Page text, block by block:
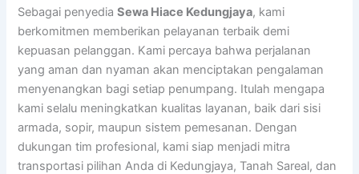
Sebagai penyediaSewa Hiace Kedungjaya, kami
berkomitmen memberikan pelayanan terbaik demi
kepuasan pelanggan. Kami percaya bahwa perjalanan
yang aman dan nyaman akan menciptakan pengalaman
menyenangkan bagi setiap penumpang. Itulah mengapa
kami selalu meningkatkan kualitas layanan, baik dari sisi
armada, sopir, maupun sistem pemesanan. Dengan
dukungan tim profesional, kami siap menjadi mitra
transportasi pilihan Anda di Kedungjaya, Tanah Sareal, dan